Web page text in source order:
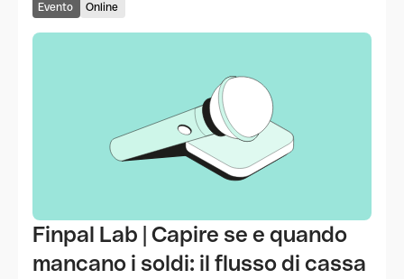
Evento Online
Finpal Lab | Capire se e quando
mancano i soldi: il flusso di cassa